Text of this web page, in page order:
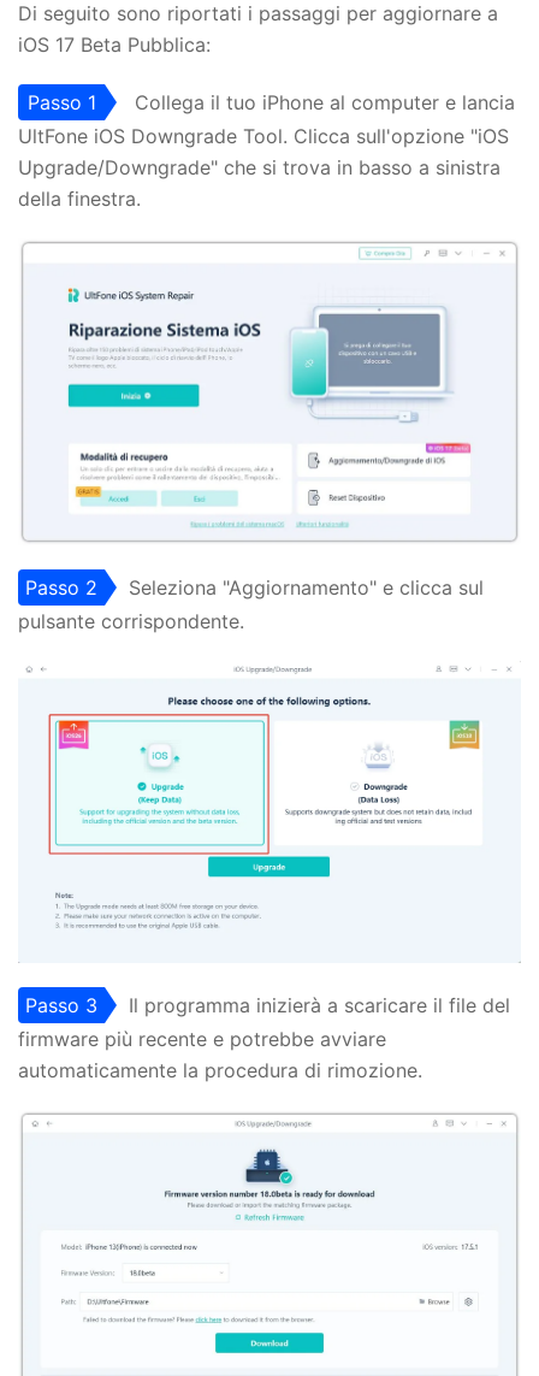
Di seguito sono riportati i passaggi per aggiornare a
iOS 17 Beta Pubblica:
Passo 1
Collega il tuo iPhone al computer e lancia
UltFone iOS Downgrade Tool. Clicca sull'opzione "iOS
Upgrade/Downgrade" che si trova in basso a sinistra
della finestra.
Passo 2
Seleziona "Aggiornamento" e clicca sul
pulsante corrispondente.
Passo 3
Il programma inizierà a scaricare il file del
firmware più recente e potrebbe avviare
automaticamente la procedura di rimozione.